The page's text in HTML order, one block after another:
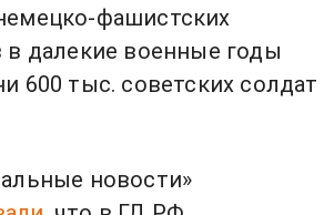
фашистских
в далекие военные годы
600 тыс. советских солдат
новости»